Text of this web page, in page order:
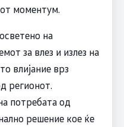
моментум.
на
за влез и излез на
влијание врз
регионот.
потребата од
решение кое ќе